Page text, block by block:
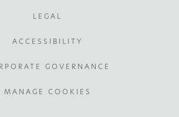
LEGAL
ACCESSIBILITY
GOVERNANCE
MANAGE COOKIES